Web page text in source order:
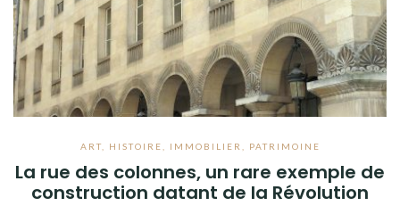
ART, HISTOIRE IMMOBILIER PATRIMOINE
La rue des colonnes, un rare exemple de
construction datant de la Révolution